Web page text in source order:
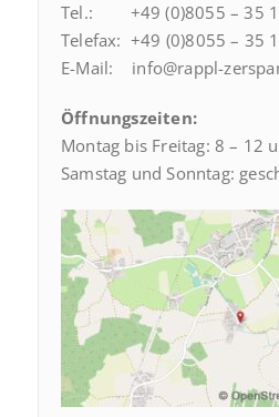
Tel.: +49 (0)8055 – 35
Telefax: +49 (0)8055 – 35
E-Mail: info@rappl-
Öffnungszeiten:
Montag bis Freitag: 8 – 12
Samstag und Sonntag: